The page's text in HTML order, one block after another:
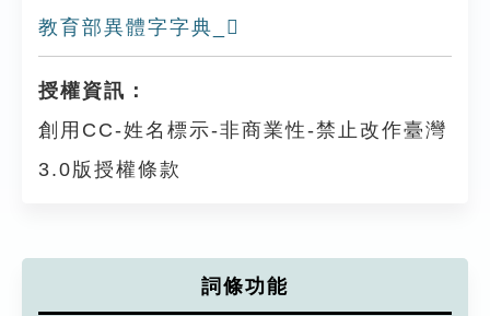
教育部異體字字典_𤎱
授權資訊：
創用CC-姓名標示-非商業性-禁止改作臺灣
3.0版授權條款
詞條功能